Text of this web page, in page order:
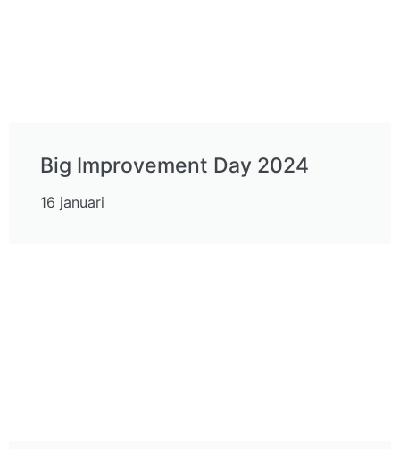
Big Improvement Day 2024
16 januari